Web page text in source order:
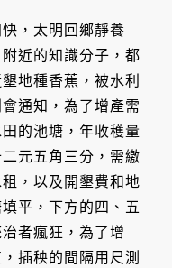
，太明回鄉靜養
近的知識分子，都
地種香蕉，被水利
通知，為了增產需
的池塘，年收穫量
元五角三分，需繳
，以及開墾費和地
平，下方的四、五
者瘋狂，為了增
插秧的間隔用尺測